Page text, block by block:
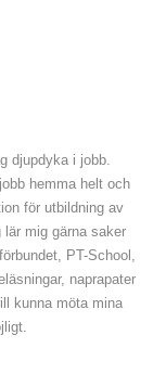
djupdyka i jobb.
hemma helt och
för utbildning av
mig gärna saker
PT-School,
naprapater
kunna möta mina